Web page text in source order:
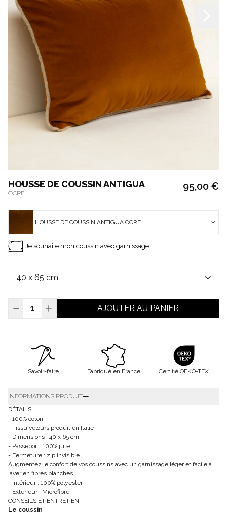
HOUSSE DE COUSSIN ANTIGUA
OCRE
95,00 €
HOUSSE DE COUSSIN ANTIGUA OCRE
Je souhaite mon coussin avec garnissage
AJOUTER AU PANIER
Savoir-faire Fabriqué en France Certifié OEKO-TEX
INFORMATIONS PRODUIT
DÉTAILS
- 100% coton
- Tissu velours produit en Italie
- Dimensions : 40 x 65 cm
- Passepoil : 100% jute
- Fermeture : zip invisible
Augmentez le confort de vos coussins avec un garnissage léger et facile à
laver en fibres blanches.
- Intérieur : 100% polyester
- Extérieur : Microfibre
CONSEILS ET ENTRETIEN
Le coussin